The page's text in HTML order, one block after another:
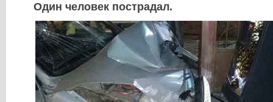
Один человек пострадал.